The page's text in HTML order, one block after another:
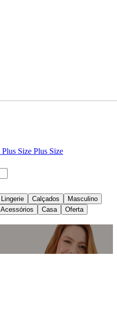
Plus Size Plus Size
Lingerie Calçados
Masculino
Acessórios Casa Oferta